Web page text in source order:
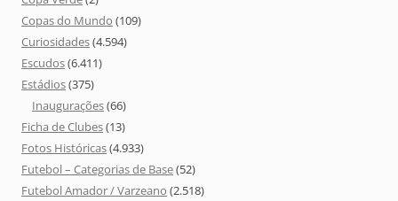
Copas do Mundo (109)
Curiosidades(4.594)
Escudos(6.411)
Estádios(375)
Inaugurações(66)
Ficha de Clubes(13)
Fotos Históricas(4.933)
Futebol – Categorias de Base(52)
Futebol Amador / Varzeano (2.518)